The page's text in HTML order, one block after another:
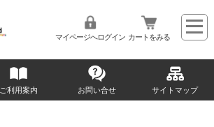
マイページへログイン カートをみる
ご利用案内 お問い合せ サイトマップ